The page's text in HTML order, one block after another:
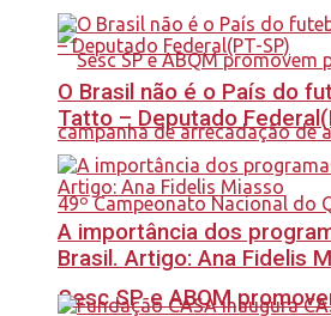
Sesc SP e ABQM
O Brasil não é o País do
Tatto – Deputado
A importância dos
Brasil. Artigo: Ana Fidelis